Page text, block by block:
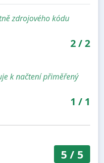
zdrojového kódu
2/2
k načtení přiměřený
1 / 1
5/ 5